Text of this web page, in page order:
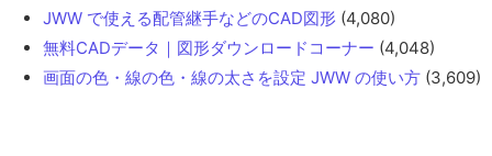
JWW で使える配管継手などのCAD図形 (4,080)
無料CADデータ｜図形ダウンロードコーナー (4,048)
画面の色・線の色・線の太さを設定 JWW の使い方 (3,609)